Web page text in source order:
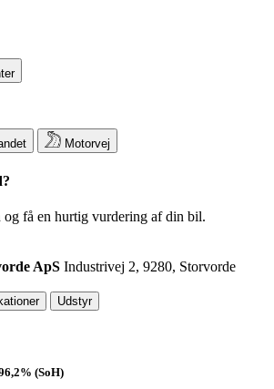
Motorvej
og få en hurtig vurdering af din bil.
ApS Industrivej 2, 9280, Storvorde
Udstyr
(SoH)